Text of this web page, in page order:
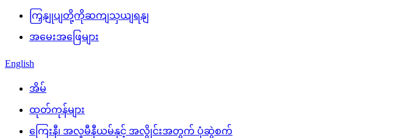
ကြှနျုပျတို့ကိုဆကျသှယျရနျ
အမေးအဖြေများ
English
အိမ်
ထုတ်ကုန်များ
ကြေးနီ၊ အလူမီနီယမ်နှင့် အလွိုင်းအတွက် ပုံဆွဲစက်